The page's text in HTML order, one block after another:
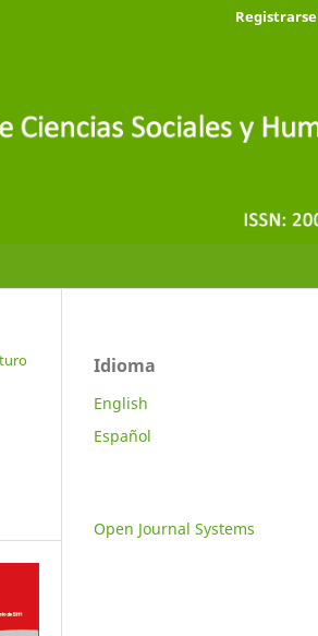
Registrarse
Idioma
English
Español
Open Journal Systems